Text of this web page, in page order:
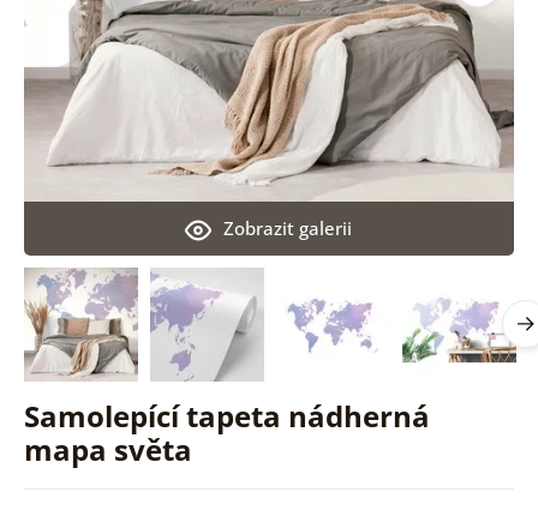
Samolepící tapeta nádherná
mapa světa
Zobrazit galerii